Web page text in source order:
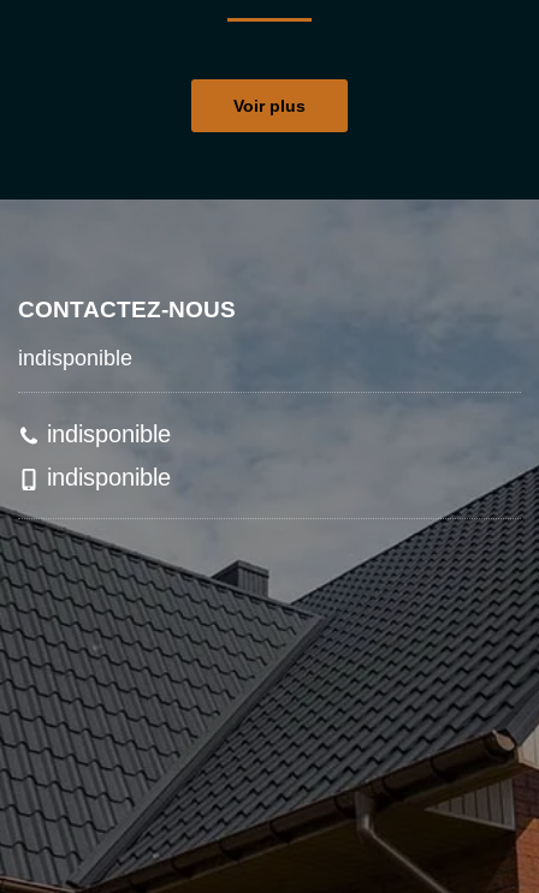
Voir plus
CONTACTEZ-NOUS
indisponible
indisponible
indisponible